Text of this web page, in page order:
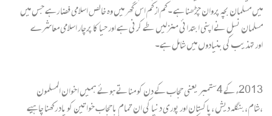
میں مسلمان بچہ پروان چڑھنا ہے ۔کم ازکم اس گھر میں وہ خالص اسلامی فضا رہے جس میں
مسلمان نسل نے اپنی ابتدائی منزلیں طے کرنی ہے اور حیا کا پرچار اسلامی معاشرے
اورتہذیب کی بنیادوں میں شامل ہے۔
2013ء کے 4ستمبر یعنی حجاب کے دن کو مناتے ہوئے ہمیں اخوان المسلمون
،شام،بنگلہ دیش ،پاکستان اور پوری دنیا کی ان تمام باحجاب خواتین کو یاد رکھنا چاہیے